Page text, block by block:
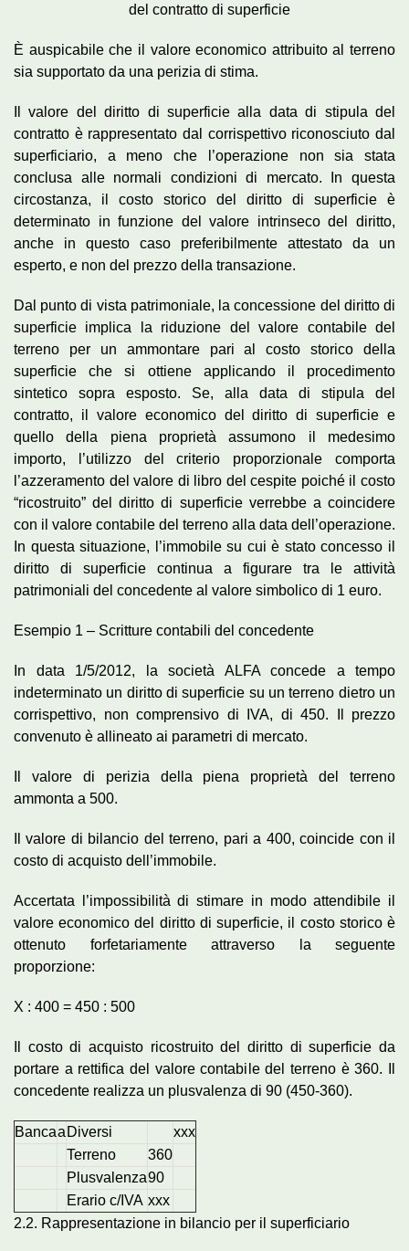
del contratto di superficie
È auspicabile che il valore economico attribuito al terreno
sia supportato da una perizia di stima.
Il valore del diritto di superficie alla data di stipula del
contratto è rappresentato dal corrispettivo riconosciuto dal
superficiario, a meno che l’operazione non sia stata
conclusa alle normali condizioni di mercato. In questa
circostanza, il costo storico del diritto di superficie è
determinato in funzione del valore intrinseco del diritto,
anche in questo caso preferibilmente attestato da un
esperto, e non del prezzo della transazione.
Dal punto di vista patrimoniale, la concessione del diritto di
superficie implica la riduzione del valore contabile del
terreno per un ammontare pari al costo storico della
superficie che si ottiene applicando il procedimento
sintetico sopra esposto. Se, alla data di stipula del
contratto, il valore economico del diritto di superficie e
quello della piena proprietà assumono il medesimo
importo, l’utilizzo del criterio proporzionale comporta
l’azzeramento del valore di libro del cespite poiché il costo
“ricostruito” del diritto di superficie verrebbe a coincidere
con il valore contabile del terreno alla data dell’operazione.
In questa situazione, l’immobile su cui è stato concesso il
diritto di superficie continua a figurare tra le attività
patrimoniali del concedente al valore simbolico di 1 euro.
Esempio 1 – Scritture contabili del concedente
In data 1/5/2012, la società ALFA concede a tempo
indeterminato un diritto di superficie su un terreno dietro un
corrispettivo, non comprensivo di IVA, di 450. Il prezzo
convenuto è allineato ai parametri di mercato.
Il valore di perizia della piena proprietà del terreno
ammonta a 500.
Il valore di bilancio del terreno, pari a 400, coincide con il
costo di acquisto dell’immobile.
Accertata l’impossibilità di stimare in modo attendibile il
valore economico del diritto di superficie, il costo storico è
ottenuto forfetariamente attraverso la seguente
proporzione:
X : 400 = 450 : 500
Il costo di acquisto ricostruito del diritto di superficie da
portare a rettifica del valore contabile del terreno è 360. Il
concedente realizza un plusvalenza di 90 (450-360).
Bancaa Diversi
xxx
Terreno
360
Plusvalenza90
Erario c/IVA xxx
2.2. Rappresentazione in bilancio per il superficiario